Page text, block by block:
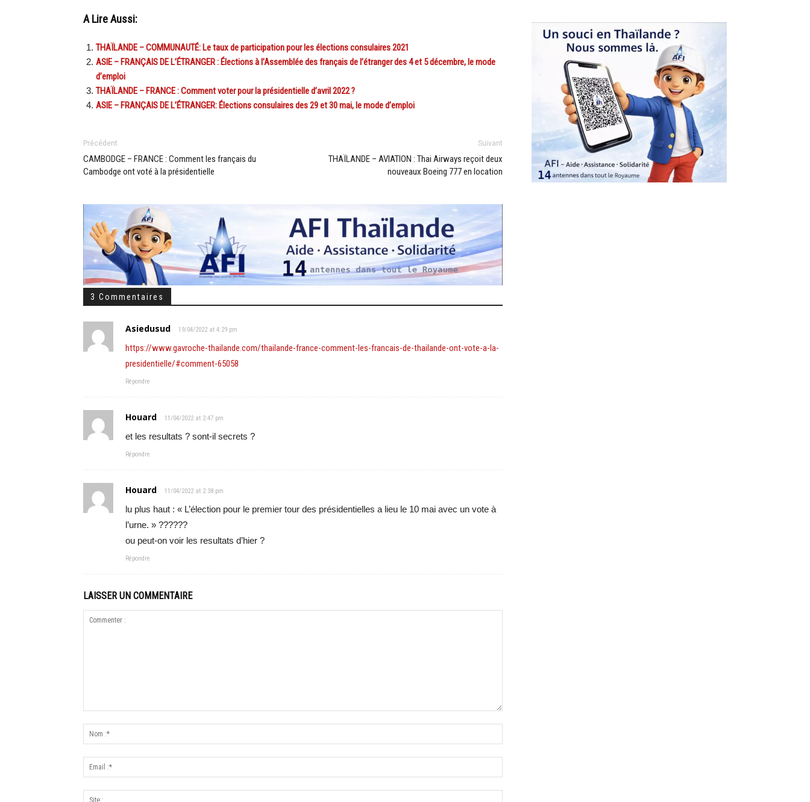
A Lire Aussi:
THAÏLANDE – COMMUNAUTÉ: Le taux de participation pour les élections consulaires 2021
ASIE – FRANÇAIS DE L’ÉTRANGER : Élections à l’Assemblée des français de l’étranger des 4 et 5 décembre, le mode
d’emploi
THAÏLANDE – FRANCE : Comment voter pour la présidentielle d’avril 2022 ?
ASIE – FRANÇAIS DE L’ÉTRANGER: Élections consulaires des 29 et 30 mai, le mode d’emploi
Précédent
CAMBODGE – FRANCE : Comment les français du
Cambodge ont voté à la présidentielle
Suivant
THAÏLANDE – AVIATION : Thai Airways reçoit deux
nouveaux Boeing 777 en location
3 Commentaires
Asiedusud 19/04/2022 at 4:29 pm
https://www.gavroche-thailande.com/thailande-france-comment-les-francais-de-thailande-ont-vote-a-la-
presidentielle/#comment-65058
Répondre
Houard 11/04/2022 at 2:47 pm
et les resultats ? sont-il secrets ?
Répondre
Houard 11/04/2022 at 2:38 pm
lu plus haut : « L’élection pour le premier tour des présidentielles a lieu le 10 mai avec un vote à
l’urne. » ??????
ou peut-on voir les resultats d’hier ?
Répondre
LAISSER UN COMMENTAIRE